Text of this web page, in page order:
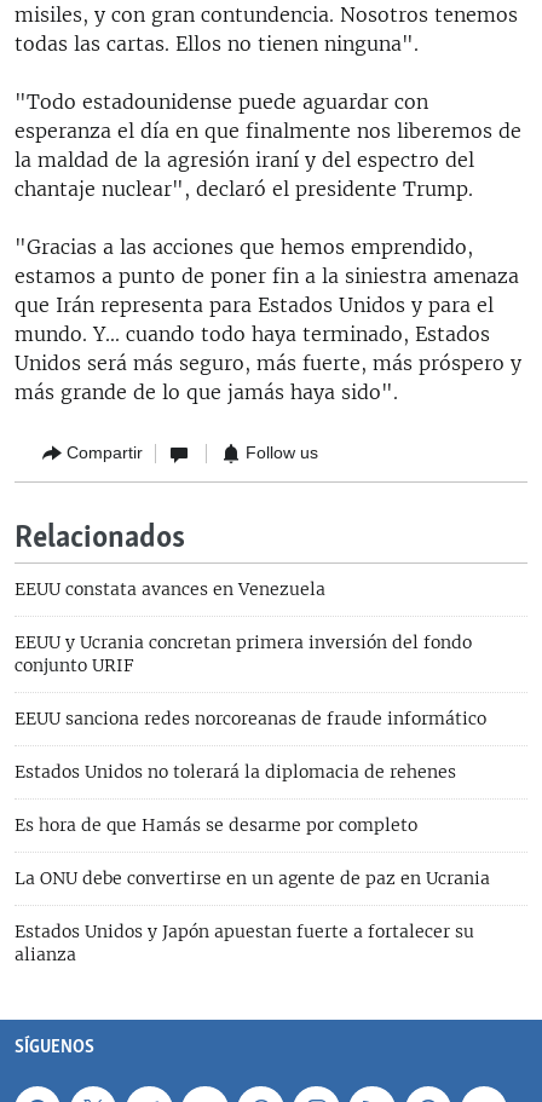
misiles, y con gran contundencia. Nosotros tenemos
todas las cartas. Ellos no tienen ninguna".
"Todo estadounidense puede aguardar con
esperanza el día en que finalmente nos liberemos de
la maldad de la agresión iraní y del espectro del
chantaje nuclear", declaró el presidente Trump.
"Gracias a las acciones que hemos emprendido,
estamos a punto de poner fin a la siniestra amenaza
que Irán representa para Estados Unidos y para el
mundo. Y... cuando todo haya terminado, Estados
Unidos será más seguro, más fuerte, más próspero y
más grande de lo que jamás haya sido".
Compartir Follow us
Relacionados
EEUU constata avances en Venezuela
EEUU y Ucrania concretan primera inversión del fondo
conjunto URIF
EEUU sanciona redes norcoreanas de fraude informático
Estados Unidos no tolerará la diplomacia de rehenes
Es hora de que Hamás se desarme por completo
La ONU debe convertirse en un agente de paz en Ucrania
Estados Unidos y Japón apuestan fuerte a fortalecer su
alianza
SÍGUENOS